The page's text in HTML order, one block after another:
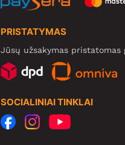
PRISTATYMAS
Jūsų užsakymas pristatomas
SOCIALINIAI TINKLAI